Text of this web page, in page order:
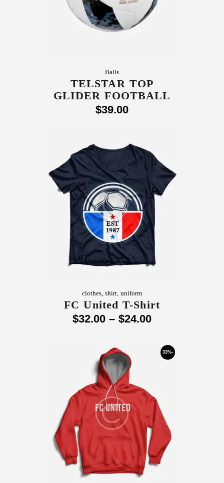
Balls
TELSTAR TOP
GLIDER FOOTBALL
$39.00
clothes,shirt,uniform
FC United T-Shirt
$24.00
–
$32.00
-33%